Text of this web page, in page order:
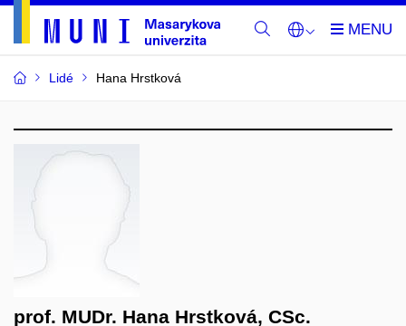
Lidé Hana Hrstková
prof. MUDr. Hana Hrstková, CSc.